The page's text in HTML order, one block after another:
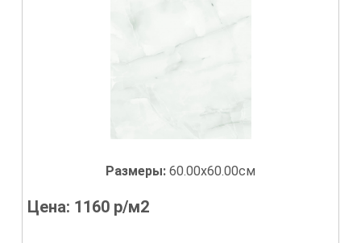
Размеры: 60.00x60.00см
Цена: 1160 р/м2